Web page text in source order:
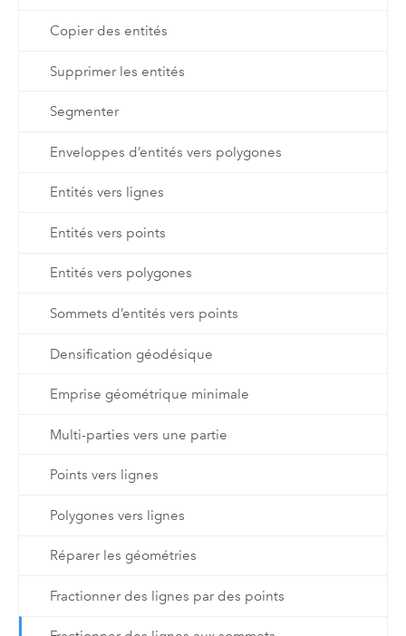
Copier des entités
Supprimer les entités
Segmenter
Enveloppes d’entités vers polygones
Entités vers lignes
Entités vers points
Entités vers polygones
Sommets d’entités vers points
Densification géodésique
Emprise géométrique minimale
Multi-parties vers une partie
Points vers lignes
Polygones vers lignes
Réparer les géométries
Fractionner des lignes par des points